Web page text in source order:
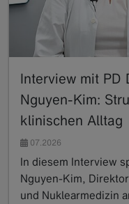
Interview mit PD
Nguyen-Kim:
klinischen Alltag
07.2026
In diesem Interview
Nguyen-Kim,
und Nuklearmedizin